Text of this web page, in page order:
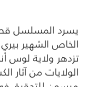
يسرد المسلسل
تزدهر ولاية لوس
الولايات من آثار